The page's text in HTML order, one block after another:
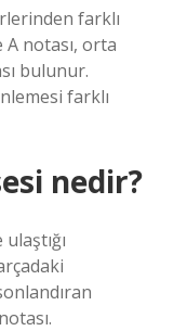
farklı
notası, orta
bulunur.
farklı
nedir?